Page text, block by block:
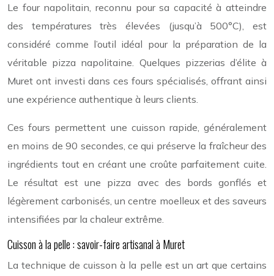
Le four napolitain, reconnu pour sa capacité à atteindre
des températures très élevées (jusqu’à 500°C), est
considéré comme l’outil idéal pour la préparation de la
véritable pizza napolitaine. Quelques pizzerias d’élite à
Muret ont investi dans ces fours spécialisés, offrant ainsi
une expérience authentique à leurs clients.
Ces fours permettent une cuisson rapide, généralement
en moins de 90 secondes, ce qui préserve la fraîcheur des
ingrédients tout en créant une croûte parfaitement cuite.
Le résultat est une pizza avec des bords gonflés et
légèrement carbonisés, un centre moelleux et des saveurs
intensifiées par la chaleur extrême.
Cuisson à la pelle : savoir-faire artisanal à Muret
La technique de cuisson à la pelle est un art que certains